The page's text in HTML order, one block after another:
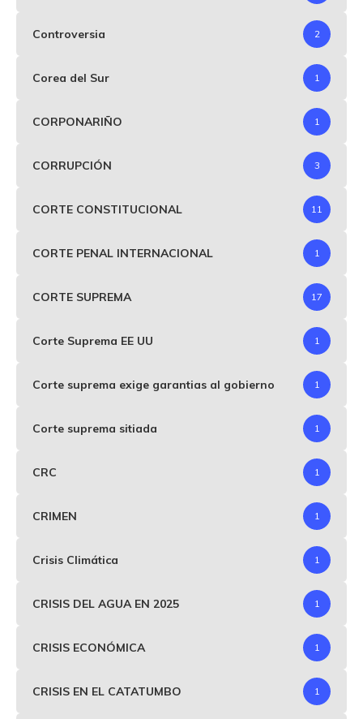
Controversia 2
Corea del Sur 1
CORPONARIÑO 1
CORRUPCIÓN 3
CORTE CONSTITUCIONAL 11
CORTE PENAL INTERNACIONAL 1
CORTE SUPREMA 17
Corte Suprema EE UU 1
Corte suprema exige garantias al gobierno 1
Corte suprema sitiada 1
CRC 1
CRIMEN 1
Crisis Climática 1
CRISIS DEL AGUA EN 2025 1
CRISIS ECONÓMICA 1
CRISIS EN EL CATATUMBO 1